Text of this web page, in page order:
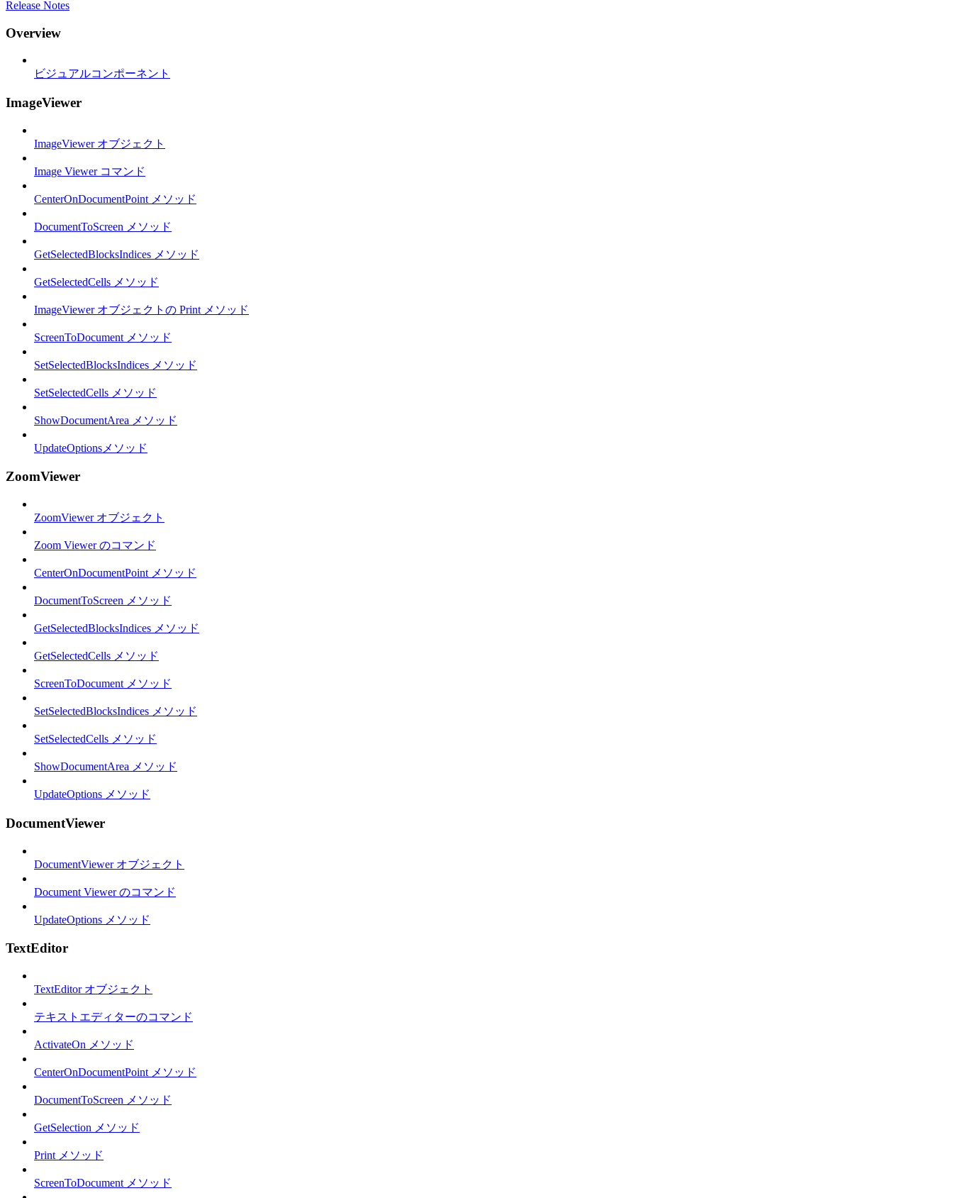
Release Notes
Overview
ビジュアルコンポーネント
ImageViewer
ImageViewer オブジェクト
Image Viewer コマンド
CenterOnDocumentPoint メソッド
DocumentToScreen メソッド
GetSelectedBlocksIndices メソッド
GetSelectedCells メソッド
ImageViewer オブジェクトの Print メソッド
ScreenToDocument メソッド
SetSelectedBlocksIndices メソッド
SetSelectedCells メソッド
ShowDocumentArea メソッド
UpdateOptionsメソッド
ZoomViewer
ZoomViewer オブジェクト
Zoom Viewer のコマンド
CenterOnDocumentPoint メソッド
DocumentToScreen メソッド
GetSelectedBlocksIndices メソッド
GetSelectedCells メソッド
ScreenToDocument メソッド
SetSelectedBlocksIndices メソッド
SetSelectedCells メソッド
ShowDocumentArea メソッド
UpdateOptions メソッド
DocumentViewer
DocumentViewer オブジェクト
Document Viewer のコマンド
UpdateOptions メソッド
TextEditor
TextEditor オブジェクト
テキストエディターのコマンド
ActivateOn メソッド
CenterOnDocumentPoint メソッド
DocumentToScreen メソッド
GetSelection メソッド
Print メソッド
ScreenToDocument メソッド